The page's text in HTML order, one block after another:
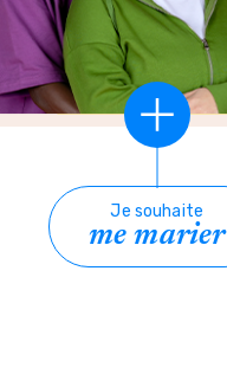
Je souhaite
me marier